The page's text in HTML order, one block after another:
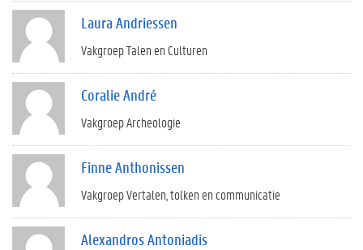
Laura Andriessen
Vakgroep Talen en Culturen
Coralie André
Vakgroep Archeologie
Finne Anthonissen
Vakgroep Vertalen, tolken en communicatie
Alexandros Antoniadis